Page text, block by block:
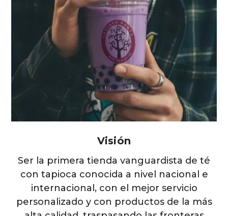
Visión
Ser la primera tienda vanguardista de té
con tapioca conocida a nivel nacional e
internacional, con el mejor servicio
personalizado y con productos de la más